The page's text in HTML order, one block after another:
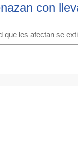
con
les afectan se